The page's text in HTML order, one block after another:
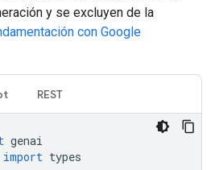
y se excluyen de la
con Google
REST
genai
import types